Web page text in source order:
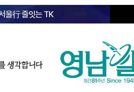
울行 줄잇는 TK
생각합니다